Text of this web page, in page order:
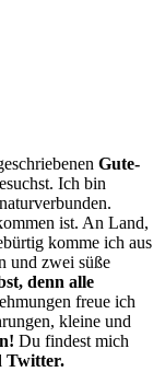
Gute-
Ich bin
ist. An Land,
komme ich aus
und zwei süße
denn alle
freue ich
kleine und
Du findest mich
Twitter.